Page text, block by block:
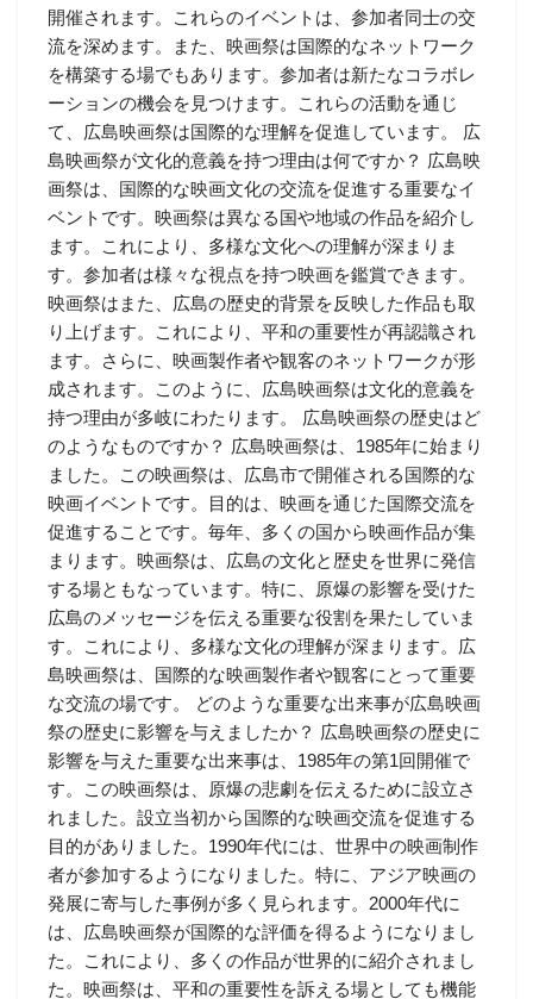
開催されます。これらのイベントは、参加者同士の交
流を深めます。また、映画祭は国際的なネットワーク
を構築する場でもあります。参加者は新たなコラボレ
ーションの機会を見つけます。これらの活動を通じ
て、広島映画祭は国際的な理解を促進しています。 広
島映画祭が文化的意義を持つ理由は何ですか？ 広島映
画祭は、国際的な映画文化の交流を促進する重要なイ
ベントです。映画祭は異なる国や地域の作品を紹介し
ます。これにより、多様な文化への理解が深まりま
す。参加者は様々な視点を持つ映画を鑑賞できます。
映画祭はまた、広島の歴史的背景を反映した作品も取
り上げます。これにより、平和の重要性が再認識され
ます。さらに、映画製作者や観客のネットワークが形
成されます。このように、広島映画祭は文化的意義を
持つ理由が多岐にわたります。 広島映画祭の歴史はど
のようなものですか？ 広島映画祭は、1985年に始まり
ました。この映画祭は、広島市で開催される国際的な
映画イベントです。目的は、映画を通じた国際交流を
促進することです。毎年、多くの国から映画作品が集
まります。映画祭は、広島の文化と歴史を世界に発信
する場ともなっています。特に、原爆の影響を受けた
広島のメッセージを伝える重要な役割を果たしていま
す。これにより、多様な文化の理解が深まります。広
島映画祭は、国際的な映画製作者や観客にとって重要
な交流の場です。 どのような重要な出来事が広島映画
祭の歴史に影響を与えましたか？ 広島映画祭の歴史に
影響を与えた重要な出来事は、1985年の第1回開催で
す。この映画祭は、原爆の悲劇を伝えるために設立さ
れました。設立当初から国際的な映画交流を促進する
目的がありました。1990年代には、世界中の映画制作
者が参加するようになりました。特に、アジア映画の
発展に寄与した事例が多く見られます。2000年代に
は、広島映画祭が国際的な評価を得るようになりまし
た。これにより、多くの作品が世界的に紹介されまし
た。映画祭は、平和の重要性を訴える場としても機能